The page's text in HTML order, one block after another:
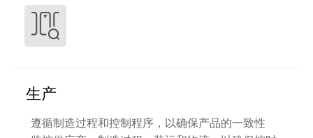
生产
· 遵循制造过程和控制程序，以确保产品的一致性